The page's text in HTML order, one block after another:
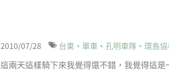
2010/07/28 台東 單車 孔明車隊 環島
這兩天這樣騎下來我覺得還不錯，我覺得這